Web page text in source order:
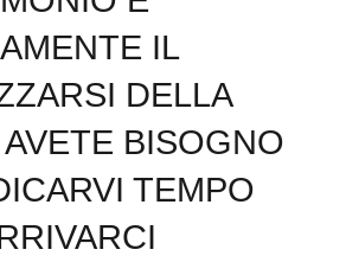
IL
DELLA
BISOGNO
TEMPO